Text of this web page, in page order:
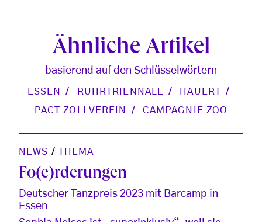
Ähnliche Artikel
basierend auf den Schlüsselwörtern
ESSEN RUHRTRIENNALE
HAUERT
PACT ZOLLVEREIN
CAMPAGNIE ZOO
NEWS / THEMA
Fo(e)rderungen
Deutscher Tanzpreis 2023 mit Barcamp in
Essen